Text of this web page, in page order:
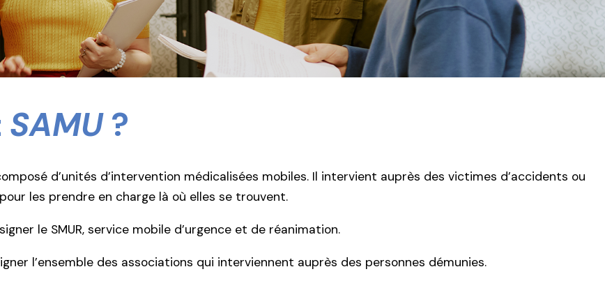
SAMU?
d’unités d’intervention médicalisées mobiles. Il intervient auprès des victimes d’accidents ou
les prendre en charge là où elles se trouvent.
le SMUR, service mobile d’urgence et de réanimation.
l’ensemble des associations qui interviennent auprès des personnes démunies.